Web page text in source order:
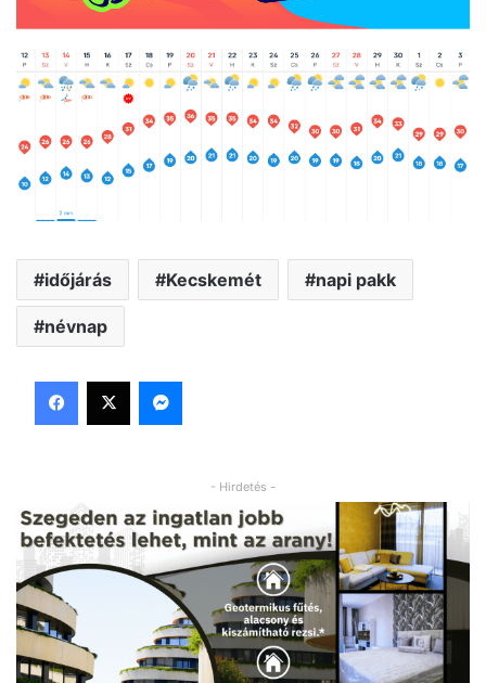
időjárás Kecskemét napi pakk
névnap
Facebook
X Messenger
- Hirdetés -